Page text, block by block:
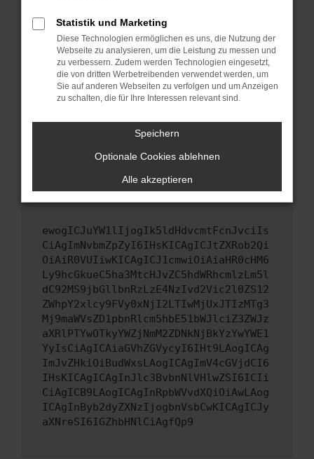
Betriebssystem auf dem neuesten Stand
sind.
Veraltete Software birgt nicht nur ein
Sicherheitsrisiko, sondern kann auch dazu
führen, dass bestimmte Funktionen nicht mehr
unterstützt werden.
Wende dich an den Webseitenbetreiber.
Wenn du alle oben genannten Schritte versucht
hast, kontaktiere uns bitte. Wir werden
versuchen, das Problem zu beheben. Du kannst
uns diesen Text schicken, um uns bei der
ewogICJuYW1lIjogIk5ldHdvcmtFcnJvciIs
CiAgImNvbmZpZyI6IHsKICAgICJtZXRob2Qi
OiAiR0VUIiwKICAgICJ1cmwiOiAiaHR0cHM6
Ly9hcGkueC5ha3MtcHJvZC5hdWRhcmlzLm5l
dC92MS9jbGllbnRzLzE4NzIvd2Vic2l0ZS12
ZWhpY2xlcy9FVy0xNjI2LTIwMjUxJTIzMTg3
Mj9maWVsZD1pbnRlcm5hbE51bWJlciZ3ZWJz
aXRlPTYwOTkyYWZjNmM2ZDNkNjBkYzYwYWE1
YyIsCiAgICAiaGVhZGVycyI6IHt9LAogICAg
ImJvZHkiOiBudWxsLAogICAgImV4cGVjdCI6
IHsKICAgICAgInJlc3BvbnNlVHlwZSI6ICIi
CiAgICB9LAogICAgInRpbWVvdXQiOiAwLAog
ICAgInByb2dyZXNzIjogbnVsbCwKICAgICJy
aXNreSI6IGZhbHNlCiAgfQp9
Statistik und Marketing
Diese Technologien ermöglichen es uns, die Nutzung der
Webseite zu analysieren, um die Leistung zu messen und
zu verbessern. Zudem werden Technologien eingesetzt,
die von dritten Werbetreibenden verwendet werden, um
Sie auf anderen Webseiten zu verfolgen und um Anzeigen
zu schalten, die für Ihre Interessen relevant sind.
Speichern
Optionale Cookies ablehnen
Alle akzeptieren